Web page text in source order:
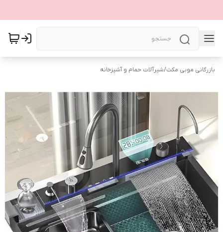
بازرگانی موبی مکث/شیرآلات حمام و آشپزخانه